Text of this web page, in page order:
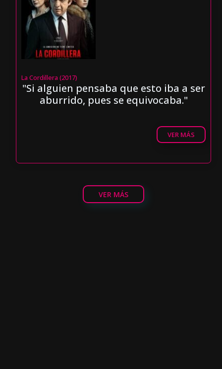
La Cordillera (2017)
"Si alguien pensaba que esto iba a ser
aburrido, pues se equivocaba."
VER MÁS
VER MÁS